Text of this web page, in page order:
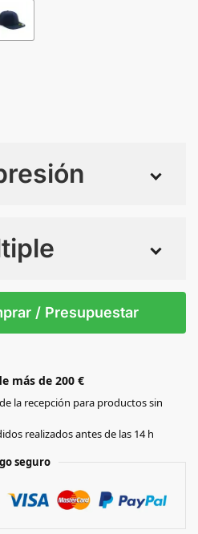
/ Presupuestar
más de 200 €
la recepción para productos sin
realizados antes de las 14 h
seguro